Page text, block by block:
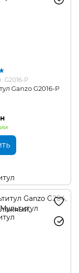
G2016-P
Ganzo G2016-P